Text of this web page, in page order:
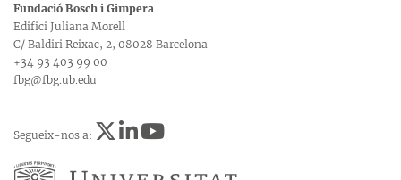
Fundació Bosch i Gimpera
Edifici Juliana Morell
C/ Baldiri Reixac, 2, 08028 Barcelona
+34 93 403 99 00
fbg@fbg.ub.edu
Segueix-nos a: